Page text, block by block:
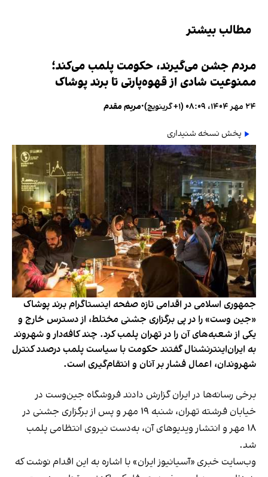
مطالب بیشتر
مردم جشن می‌گیرند، حکومت پلمب می‌کند؛
ممنوعیت شادی از قهوه‌پارتی تا برند پوشاک
۲۴ مهر ۱۴۰۴، ۰۸:۰۹ (‎+۱ گرینویچ) •مریم مقدم
پخش نسخه شنیداری
جمهوری اسلامی در اقدامی تازه صفحه اینستاگرام برند پوشاک
«جین وست» را در پی برگزاری جشنی مختلط، از دسترس خارج و
یکی از شعبه‌های آن را در تهران پلمب کرد. چند کافه‌‌دار و شهروند
به ایران‌اینترنشنال گفتند حکومت با سیاست پلمب درصدد کنترل
شهروندان، اعمال فشار بر آنان و انتقام‌گیری است.
برخی رسانه‌ها در ایران گزارش دادند فروشگاه جین‌وست در
خیابان فرشته تهران، شنبه ۱۹ مهر و پس از برگزاری جشنی در
۱۸ مهر و انتشار ویدیوهای آن، به‌دست نیروی انتظامی پلمب
شد.
وب‌سایت خبری «آسیانیوز ایران» با اشاره به این اقدام نوشت که